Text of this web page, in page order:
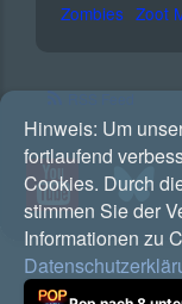
Zombies Zoot
Hinweis: Um
fortlaufend
Cookies. Durch
stimmen Sie der
Informationen zu